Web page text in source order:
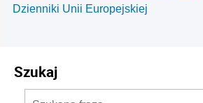
Dzienniki Unii Europejskiej
Szukaj